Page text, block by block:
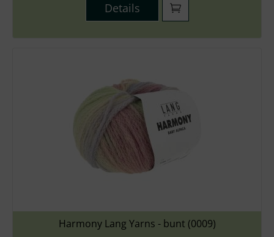
Details
Harmony Lang Yarns - bunt (0009)